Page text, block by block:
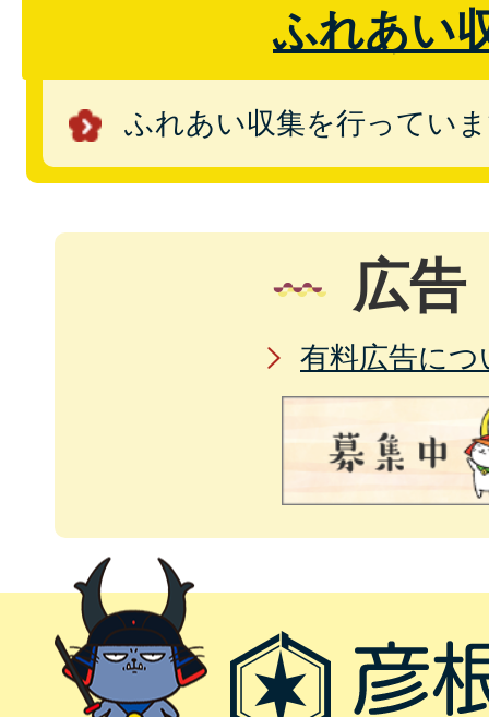
ふれあい
ふれあい収集を行ってい
広告
有料広告につ